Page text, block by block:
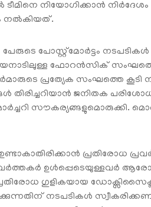
നിയോഗിക്കാൻ
നൽകിയത്.
പേരുടെ പോസ്റ്റ്മോർട്ടം നടപടികൾ
ഫോറൻസിക്
പ്രത്യേക സംഘത്തെ കൂടി
തിരിച്ചറിയാൻ ജനിതക
സൗകര്യങ്ങളുമൊരുക്കി.
പ്രതിരോധ
ഉൾപ്പെടെയുള്ളവർ
ഗുളികയായ
നടപടികൾ